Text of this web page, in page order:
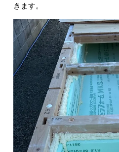
きます。